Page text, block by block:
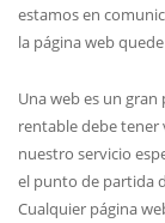
estamos en
la página web
Una web es un
rentable debe tener
nuestro servicio
el punto de partida
Cualquier página